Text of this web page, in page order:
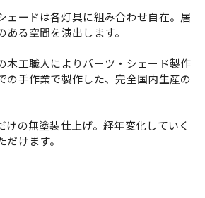
ェードは各灯具に組み合わせ自在。居
る空間を演出します。
木工職人によりパーツ・シェード製作
の手作業で製作した、完全国内生産の
けの無塗装仕上げ。経年変化していく
けます。